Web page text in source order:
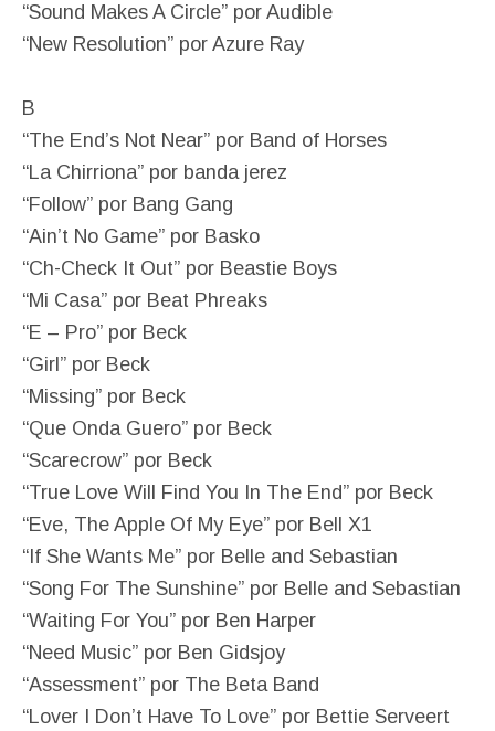
“Sound Makes A Circle” por Audible
“New Resolution” por Azure Ray
B
“The End’s Not Near” por Band of Horses
“La Chirriona” por banda jerez
“Follow” por Bang Gang
“Ain’t No Game” por Basko
“Ch-Check It Out” por Beastie Boys
“Mi Casa” por Beat Phreaks
“E – Pro” por Beck
“Girl” por Beck
“Missing” por Beck
“Que Onda Guero” por Beck
“Scarecrow” por Beck
“True Love Will Find You In The End” por Beck
“Eve, The Apple Of My Eye” por Bell X1
“If She Wants Me” por Belle and Sebastian
“Song For The Sunshine” por Belle and Sebastian
“Waiting For You” por Ben Harper
“Need Music” por Ben Gidsjoy
“Assessment” por The Beta Band
“Lover I Don’t Have To Love” por Bettie Serveert